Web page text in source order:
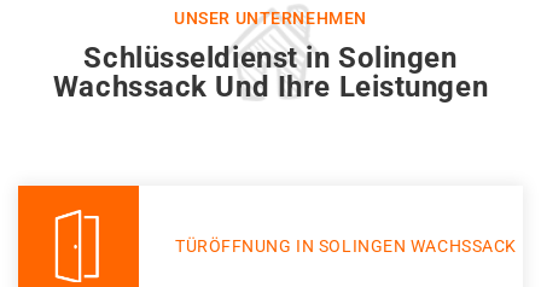
UNSER UNTERNEHMEN
Schlüsseldienst in Solingen
Wachssack Und Ihre Leistungen
TÜRÖFFNUNG IN SOLINGEN WACHSSACK